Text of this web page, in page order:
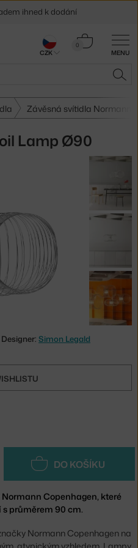
MENU
0
Košík
Závěsná svítidla Normann
Lamp Ø90
Designer: Simon Legald
DO KOŠÍKU
Copenhagen, které
průměrem 90 cm.
Normann Copenhagen na
ihned k dodání
CZK